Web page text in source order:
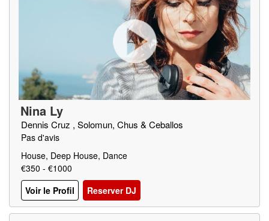
Nina Ly
Dennis Cruz , Solomun, Chus & Ceballos
Pas d'avis
House, Deep House, Dance
€350 - €1000
Voir le Profil
Reserver DJ